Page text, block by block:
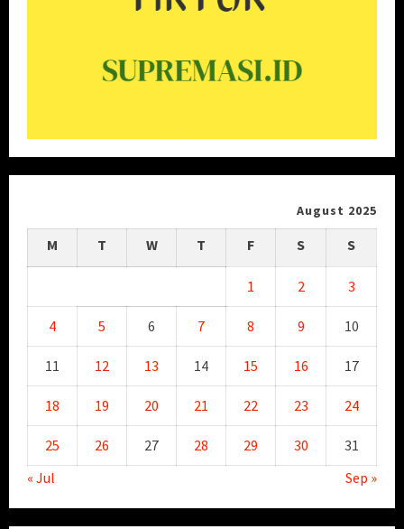
August 2025
M T W T F S S
1 2 3
4 5 6 7 8 9 10
11 12 13 14 15 16 17
18 19 20 21 22 23 24
25 26 27 28 29 30
31
« Jul
Sep »